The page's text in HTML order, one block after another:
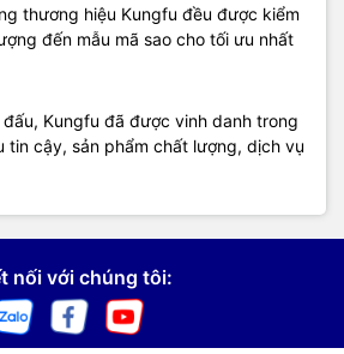
thương hiệu Kungfu đều được kiểm
đến mẫu mã sao cho tối ưu nhất
Kungfu đã được vinh danh trong
tin cậy, sản phẩm chất lượng, dịch vụ
nối với chúng tôi: